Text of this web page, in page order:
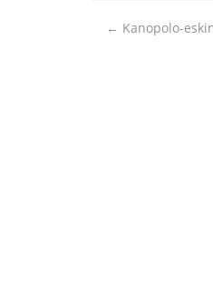
Post
← Kanopolo-